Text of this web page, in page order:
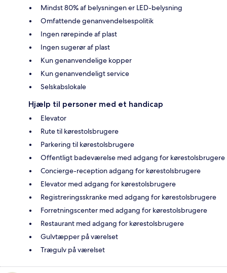
Mindst 80% af belysningen er LED-belysning
Omfattende genanvendelsespolitik
Ingen rørepinde af plast
Ingen sugerør af plast
Kun genanvendelige kopper
Kun genanvendeligt service
Selskabslokale
Hjælp til personer med et handicap
Elevator
Rute til kørestolsbrugere
Parkering til kørestolsbrugere
Offentligt badeværelse med adgang for kørestolsbrugere
Concierge-reception adgang for kørestolsbrugere
Elevator med adgang for kørestolsbrugere
Registreringsskranke med adgang for kørestolsbrugere
Forretningscenter med adgang for kørestolsbrugere
Restaurant med adgang for kørestolsbrugere
Gulvtæpper på værelset
Trægulv på værelset